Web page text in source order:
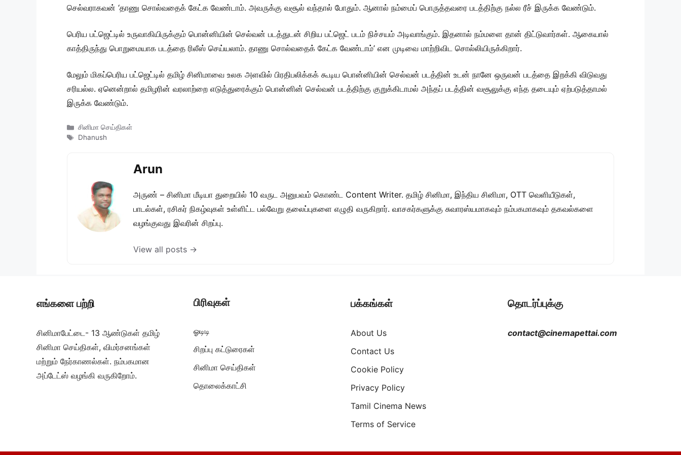
செல்வராகவன் ‘தாணு சொல்வதைக் கேட்க வேண்டாம். அவருக்கு வசூல் வந்தால் போதும். ஆனால் நம்மைப் பொருத்தவரை படத்திற்கு நல்ல ரீச் இருக்க வேண்டும்.
பெரிய பட்ஜெட்டில் உருவாகியிருக்கும் பொன்னியின் செல்வன் படத்துடன் சிறிய பட்ஜெட் படம் நிச்சயம் அடிவாங்கும். இதனால் நம்மளை தான் திட்டுவார்கள். ஆகையால்
காத்திருந்து பொறுமையாக படத்தை ரிலீஸ் செய்யலாம். தாணு சொல்வதைக் கேட்க வேண்டாம்’ என முடிவை மாற்றிவிட சொல்லியிருக்கிறார்.
மேலும் மிகப்பெரிய பட்ஜெட்டில் தமிழ் சினிமாவை உலக அளவில் பிரதிபலிக்கக் கூடிய பொன்னியின் செல்வன் படத்தின் உடன் நானே ஒருவன் படத்தை இறக்கி விடுவது
சரியல்ல. ஏனென்றால் தமிழரின் வரலாற்றை எடுத்துரைக்கும் பொன்னின் செல்வன் படத்திற்கு குறுக்கிடாமல் அந்தப் படத்தின் வசூலுக்கு எந்த தடையும் ஏற்படுத்தாமல்
இருக்க வேண்டும்.
Categories
சினிமா செய்திகள்
Tags
Dhanush
Arun
அருண் – சினிமா மீடியா துறையில் 10 வருட அனுபவம் கொண்ட Content Writer. தமிழ் சினிமா, இந்திய சினிமா, OTT வெளியீடுகள்,
பாடல்கள், ரசிகர் நிகழ்வுகள் உள்ளிட்ட பல்வேறு தலைப்புகளை எழுதி வருகிறார். வாசகர்களுக்கு சுவாரஸ்யமாகவும் நம்பகமாகவும் தகவல்களை
வழங்குவது இவரின் சிறப்பு.
View all posts →
எங்களை பற்றி
சினிமாபேட்டை- 13 ஆண்டுகள் தமிழ்
சினிமா செய்திகள், விமர்சனங்கள்
மற்றும் நேர்காணல்கள். நம்பகமான
அப்டேட்ஸ் வழங்கி வருகிறோம்.
பிரிவுகள்
ஓடிடி
சிறப்பு கட்டுரைகள்
சினிமா செய்திகள்
தொலைக்காட்சி
பக்கங்கள்
About Us
Contact Us
Cookie Policy
Privacy Policy
Tamil Cinema News
Terms of Service
தொடர்ப்புக்கு
contact@cinemapettai.com